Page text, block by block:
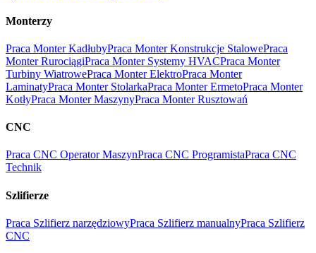
Monterzy
Praca Monter KadłubyPraca Monter Konstrukcje StalowePraca
Monter RurociągiPraca Monter Systemy HVACPraca Monter
Turbiny WiatrowePraca Monter ElektroPraca Monter
LaminatyPraca Monter StolarkaPraca Monter ErmetoPraca Monter
KotłyPraca Monter MaszynyPraca Monter Rusztowań
CNC
Praca CNC Operator MaszynPraca CNC ProgramistaPraca CNC
Technik
Szlifierze
Praca Szlifierz narzędziowyPraca Szlifierz manualnyPraca Szlifierz
CNC